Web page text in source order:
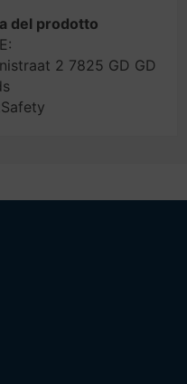
del prodotto
2 7825 GD GD